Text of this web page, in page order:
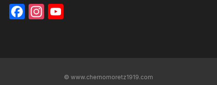
Facebook
Instagram
© www.chernomoretz1919.com